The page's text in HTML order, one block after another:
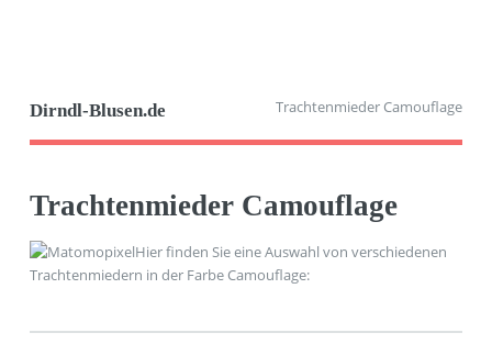
Dirndl-Blusen.de Trachtenmieder Camouflage
Trachtenmieder Camouflage
Hier finden Sie eine Auswahl von verschiedenen
Trachtenmiedern in der Farbe Camouflage: